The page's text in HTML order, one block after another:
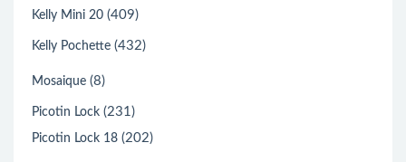
Kelly Mini 20 (409)
Kelly Pochette (432)
Mosaique (8)
Picotin Lock (231)
Picotin Lock 18 (202)